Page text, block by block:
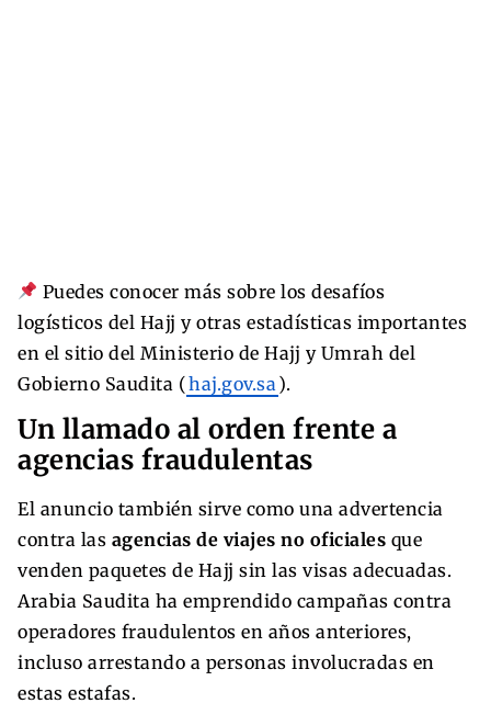
Puedes conocer más sobre los desafíos
logísticos del Hajj y otras estadísticas importantes
en el sitio del Ministerio de Hajj y Umrah del
Gobierno Saudita (haj.gov.sa ).
Un llamado al orden frente a
agencias fraudulentas
El anuncio también sirve como una advertencia
contra las agencias de viajes no oficiales que
venden paquetes de Hajj sin las visas adecuadas.
Arabia Saudita ha emprendido campañas contra
operadores fraudulentos en años anteriores,
incluso arrestando a personas involucradas en
estas estafas.